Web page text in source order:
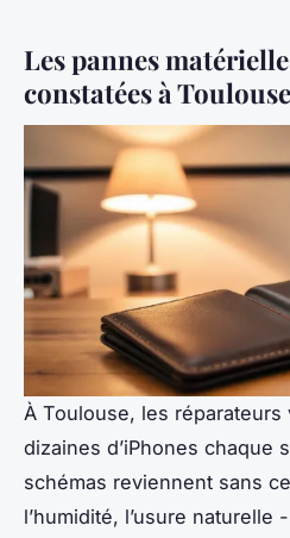
Les pannes
constatées à Toulouse
À Toulouse, les réparateurs
dizaines d’iPhones chaque
schémas reviennent sans
l’humidité, l’usure naturelle